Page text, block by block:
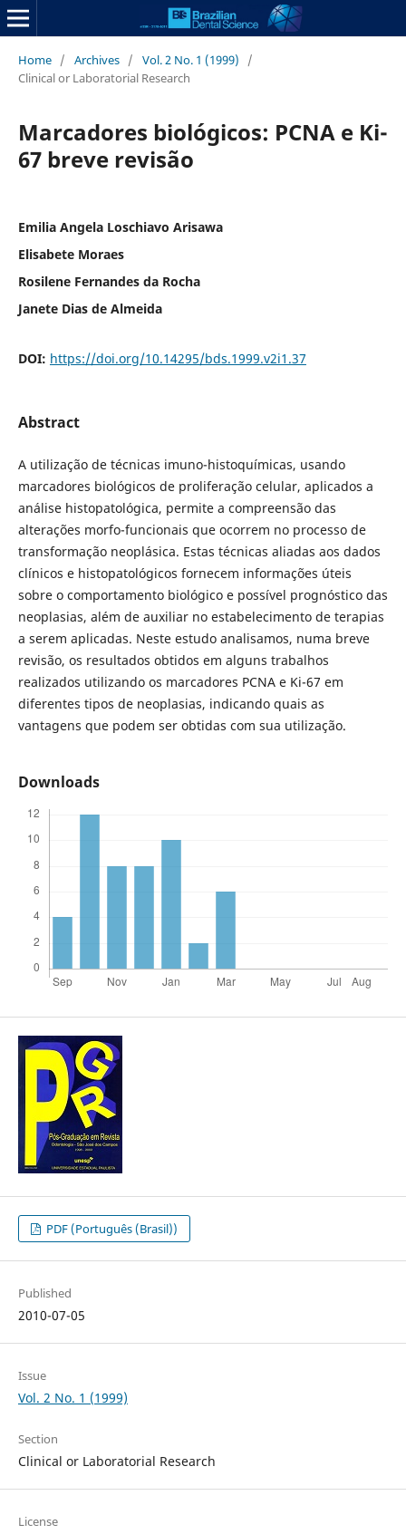
Home / Archives / Vol. 2 No. 1 (1999)
/
Clinical or Laboratorial Research
Marcadores biológicos: PCNA e Ki-
67 breve revisão
Emilia Angela Loschiavo Arisawa
Elisabete Moraes
Rosilene Fernandes da Rocha
Janete Dias de Almeida
DOI: https://doi.org/10.14295/bds.1999.v2i1.37
Abstract
A utilização de técnicas imuno-histoquímicas, usando
marcadores biológicos de proliferação celular, aplicados a
análise histopatológica, permite a compreensão das
alterações morfo-funcionais que ocorrem no processo de
transformação neoplásica. Estas técnicas aliadas aos dados
clínicos e histopatológicos fornecem informações úteis
sobre o comportamento biológico e possível prognóstico das
neoplasias, além de auxiliar no estabelecimento de terapias
a serem aplicadas. Neste estudo analisamos, numa breve
revisão, os resultados obtidos em alguns trabalhos
realizados utilizando os marcadores PCNA e Ki-67 em
diferentes tipos de neoplasias, indicando quais as
vantagens que podem ser obtidas com sua utilização.
Downloads
PDF (Português (Brasil))
Published
2010-07-05
Issue
Vol. 2 No. 1 (1999)
Section
Clinical or Laboratorial Research
License